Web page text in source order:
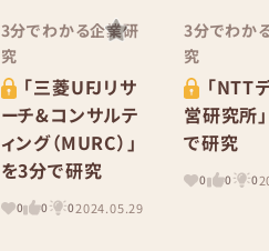
3分でわかる企業研
究
「三菱UFJリサ
ーチ&コンサルテ
ィング（MURC）」
を3分で研究
0 0 02024.05.29
3分でわか
究
「NTT
営研究所
で研究
0 0 0